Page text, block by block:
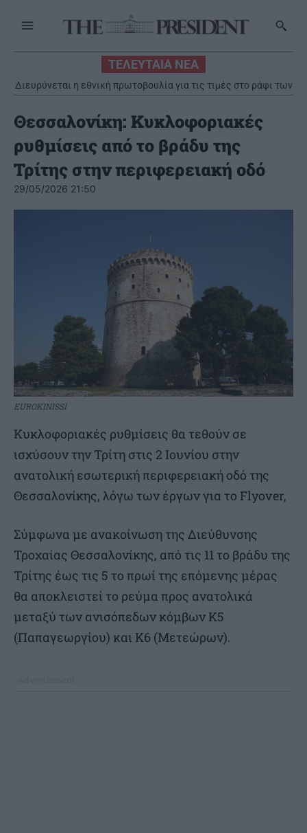
ΤΕΛΕΥΤΑΙΑ ΝΕΑ
Διευρύνεται η εθνική πρωτοβουλία για τις τιμές στο ράφι των
σούπερ μάρκετ
Θεσσαλονίκη: Κυκλοφοριακές
ρυθμίσεις από το βράδυ της
Τρίτης στην περιφερειακή οδό
29/05/2026 21:50
EUROKINISSI
Κυκλοφοριακές ρυθμίσεις θα τεθούν σε
ισχύσουν την Τρίτη στις 2 Ιουνίου στην
ανατολική εσωτερική περιφερειακή οδό της
Θεσσαλονίκης, λόγω των έργων για το Flyover,
Σύμφωνα με ανακοίνωση της Διεύθυνσης
Τροχαίας Θεσσαλονίκης, από τις 11 το βράδυ της
Τρίτης έως τις 5 το πρωί της επόμενης μέρας
θα αποκλειστεί το ρεύμα προς ανατολικά
μεταξύ των ανισόπεδων κόμβων Κ5
(Παπαγεωργίου) και Κ6 (Μετεώρων).